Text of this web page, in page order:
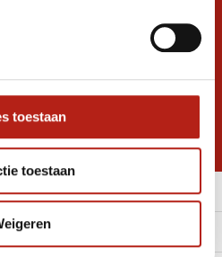
toestaan
toestaan
en
Inschrijven voor